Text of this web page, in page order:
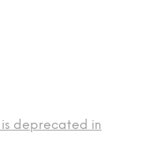
deprecated in